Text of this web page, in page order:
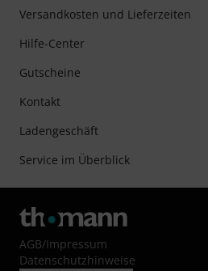
Versandkosten und Lieferzeiten
Hilfe-Center
Gutscheine
Kontakt
Ladengeschäft
Service im Überblick
AGB/Impressum
Datenschutzhinweise